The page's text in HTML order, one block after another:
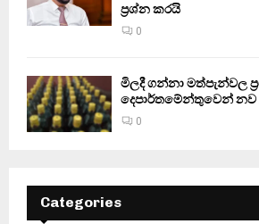
ප්‍රශ්න කරයි
0
මිලදී ගන්නා මත්පැන්වල
දෙපාර්තමේන්තුවෙන්
0
Categories